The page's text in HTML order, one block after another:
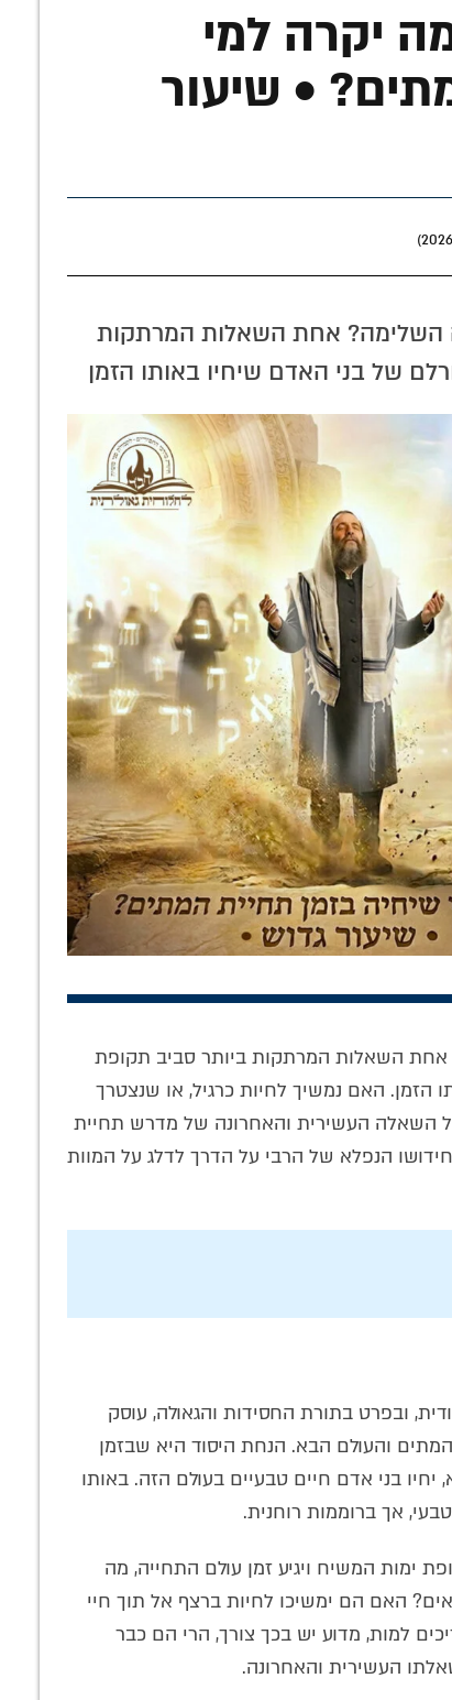
יקרה למי
• שיעור
השלימה? אחת השאלות המרתקות
של בני האדם שיחיו באותו הזמן
אחת השאלות המרתקות ביותר סביב תקופת
הזמן. האם נמשיך לחיות כרגיל, או שנצטרך
השאלה העשירית והאחרונה של מדרש תחיית
הנפלא של הרבי על הדרך לדלג על המוות
ובפרט בתורת החסידות והגאולה, עוסק
והעולם הבא. הנחת היסוד היא שבזמן
בני אדם חיים טבעיים בעולם הזה. באותו
אך ברוממות רוחנית.
המשיח ויגיע זמן עולם התחייה, מה
האם הם ימשיכו לחיות ברצף אל תוך חיי
למות, מדוע יש בכך צורך, הרי הם כבר
העשירית והאחרונה.
מעדות אישית:
זכרונות נדירים מיו"ד
שבט תש"י
אקטואלי: לא
להכניס חיילים
לשטח – להפוך
אותו לתל חרבות! •
וידאו
•
אביר הגאונים: הצצה
של החסיד ר' אייזיק
תעלומת ההתוועדות
הבטיח רשב"י על